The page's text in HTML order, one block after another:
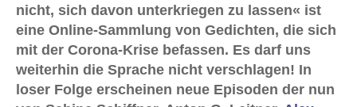
nicht, sich davon unterkriegen zu lassen« ist
eine Online-Sammlung von Gedichten, die sich
mit der Corona-Krise befassen. Es darf uns
weiterhin die Sprache nicht verschlagen! In
loser Folge erscheinen neue Episoden der nun